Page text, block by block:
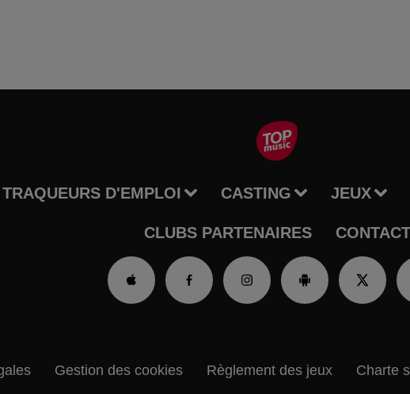
TRAQUEURS D'EMPLOI CASTING JEUX
CLUBS PARTENAIRES CONTACT
Gestion des cookies Règlement des jeux Charte